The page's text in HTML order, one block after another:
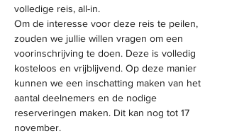
volledige reis, all-in.
Om de interesse voor deze reis te peilen,
zouden we jullie willen vragen om een
voorinschrijving te doen. Deze is volledig
kosteloos en vrijblijvend. Op deze manier
kunnen we een inschatting maken van het
aantal deelnemers en de nodige
reserveringen maken. Dit kan nog tot 17
november.